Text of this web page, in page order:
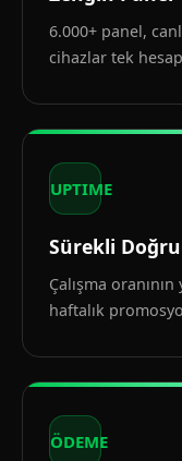
6.000+ panel,
cihazlar tek
UPTIME
Sürekli
Çalışma oranının
haftalık
ÖDEME